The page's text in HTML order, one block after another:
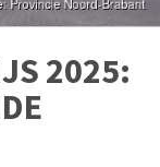
2025: